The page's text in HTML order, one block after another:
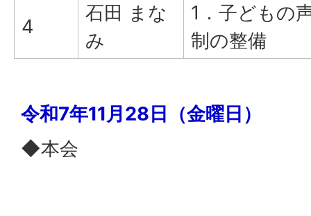
4
石田 まな
み
1．子どもの
制の整備
令和7年11月28日（金曜日）
◆本会